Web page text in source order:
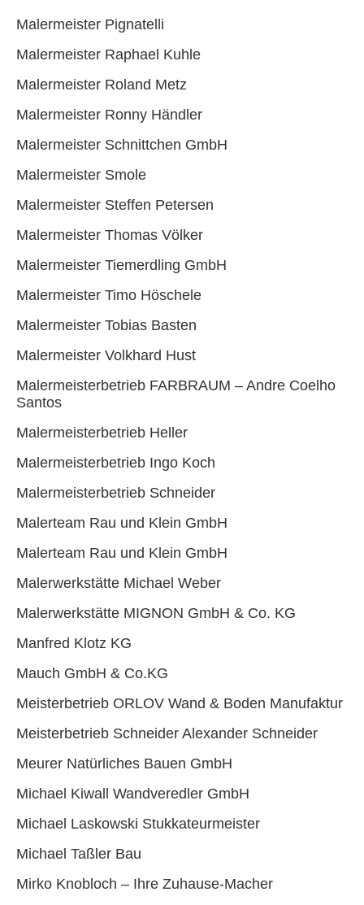
Malermeister Pignatelli
Malermeister Raphael Kuhle
Malermeister Roland Metz
Malermeister Ronny Händler
Malermeister Schnittchen GmbH
Malermeister Smole
Malermeister Steffen Petersen
Malermeister Thomas Völker
Malermeister Tiemerdling GmbH
Malermeister Timo Höschele
Malermeister Tobias Basten
Malermeister Volkhard Hust
Malermeisterbetrieb FARBRAUM – Andre Coelho
Santos
Malermeisterbetrieb Heller
Malermeisterbetrieb Ingo Koch
Malermeisterbetrieb Schneider
Malerteam Rau und Klein GmbH
Malerteam Rau und Klein GmbH
Malerwerkstätte Michael Weber
Malerwerkstätte MIGNON GmbH & Co. KG
Manfred Klotz KG
Mauch GmbH & Co.KG
Meisterbetrieb ORLOV Wand & Boden Manufaktur
Meisterbetrieb Schneider Alexander Schneider
Meurer Natürliches Bauen GmbH
Michael Kiwall Wandveredler GmbH
Michael Laskowski Stukkateurmeister
Michael Taßler Bau
Mirko Knobloch – Ihre Zuhause-Macher